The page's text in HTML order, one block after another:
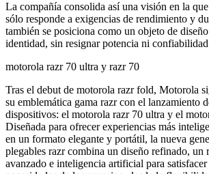
La compañía consolida así una visión en la
sólo responde a exigencias de rendimiento y
también se posiciona como un objeto de
identidad, sin resignar potencia ni
motorola razr 70 ultra y razr 70
Tras el debut de motorola razr fold, Motorola
su emblemática gama razr con el lanzamiento
dispositivos: el motorola razr 70 ultra y el
Diseñada para ofrecer experiencias más
en un formato elegante y portátil, la nueva
plegables razr combina un diseño refinado, un
avanzado e inteligencia artificial para